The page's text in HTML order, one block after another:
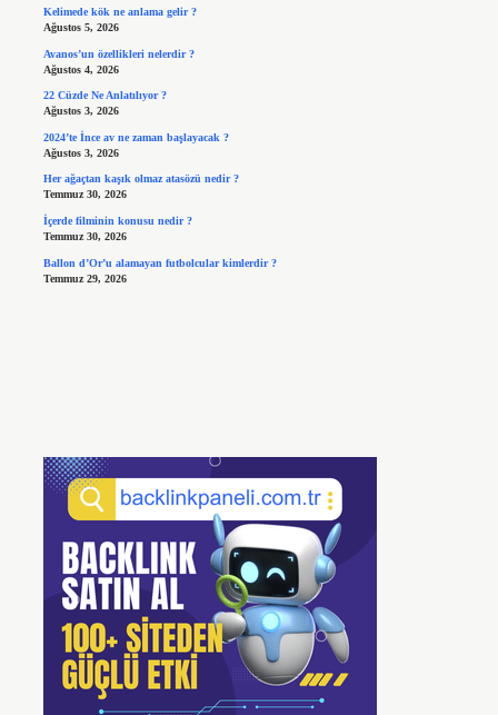
Kelimede kök ne anlama gelir ?
Ağustos 5, 2026
Avanos’un özellikleri nelerdir ?
Ağustos 4, 2026
22 Cüzde Ne Anlatılıyor ?
Ağustos 3, 2026
2024’te İnce av ne zaman başlayacak ?
Ağustos 3, 2026
Her ağaçtan kaşık olmaz atasözü nedir ?
Temmuz 30, 2026
İçerde filminin konusu nedir ?
Temmuz 30, 2026
Ballon d’Or’u alamayan futbolcular kimlerdir ?
Temmuz 29, 2026